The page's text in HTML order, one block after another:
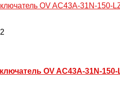
OV AC43A-31N-150-